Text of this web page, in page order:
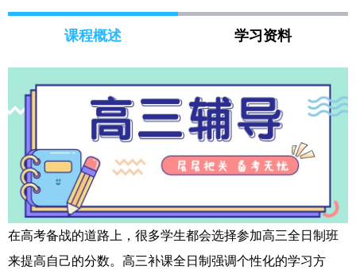
课程概述 学习资料
在高考备战的道路上，很多学生都会选择参加高三全日制班
来提高自己的分数。高三补课全日制强调个性化的学习方